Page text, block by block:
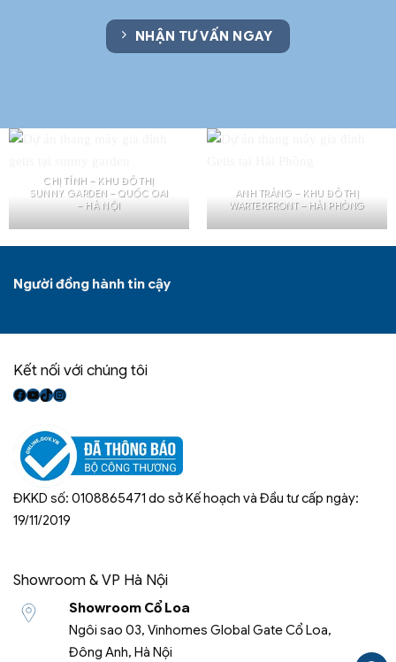
NHẬN TƯ VẤN NGAY
CHỊ TÍNH – KHU ĐÔ THỊ
SUNNY GARDEN – QUỐC OAI
– HÀ NỘI
ANH TRÁNG – KHU ĐÔ THỊ
WARTERFRONT – HẢI PHÒNG
Người đồng hành tin cậy
Kết nối với chúng tôi
Facebook
Youtube
TikTokInstagram
ĐKKD số: 0108865471 do sở Kế hoạch và Đầu tư cấp ngày:
19/11/2019
Showroom & VP Hà Nội
Showroom Cổ Loa
Ngôi sao 03, Vinhomes Global Gate Cổ Loa,
Đông Anh, Hà Nội